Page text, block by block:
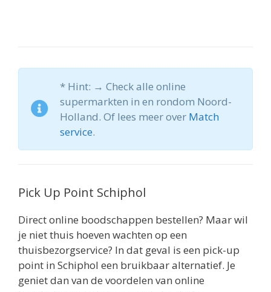
* Hint: → Check alle online
supermarkten in en rondom Noord-
Holland. Of lees meer over Match
service.
Pick Up Point Schiphol
Direct online boodschappen bestellen? Maar wil
je niet thuis hoeven wachten op een
thuisbezorgservice? In dat geval is een pick-up
point in Schiphol een bruikbaar alternatief. Je
geniet dan van de voordelen van online